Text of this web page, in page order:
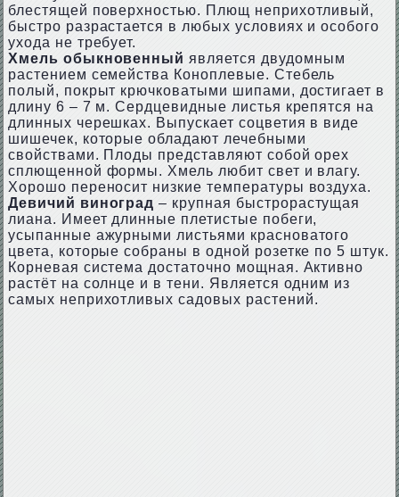
блестящей поверхностью. Плющ неприхотливый,
быстро разрастается в любых условиях и особого
ухода не требует.
Хмель обыкновенный является двудомным
растением семейства Коноплевые. Стебель
полый, покрыт крючковатыми шипами, достигает в
длину 6 – 7 м. Сердцевидные листья крепятся на
длинных черешках. Выпускает соцветия в виде
шишечек, которые обладают лечебными
свойствами. Плоды представляют собой орех
сплющенной формы. Хмель любит свет и влагу.
Хорошо переносит низкие температуры воздуха.
Девичий виноград– крупная быстрорастущая
лиана. Имеет длинные плетистые побеги,
усыпанные ажурными листьями красноватого
цвета, которые собраны в одной розетке по 5 штук.
Корневая система достаточно мощная. Активно
растёт на солнце и в тени. Является одним из
самых неприхотливых садовых растений.